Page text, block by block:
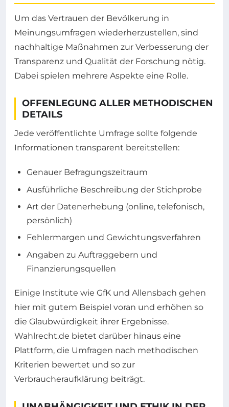
Um das Vertrauen der Bevölkerung in
Meinungsumfragen wiederherzustellen, sind
nachhaltige Maßnahmen zur Verbesserung der
Transparenz und Qualität der Forschung nötig.
Dabei spielen mehrere Aspekte eine Rolle.
OFFENLEGUNG ALLER METHODISCHEN
DETAILS
Jede veröffentlichte Umfrage sollte folgende
Informationen transparent bereitstellen:
Genauer Befragungszeitraum
Ausführliche Beschreibung der Stichprobe
Art der Datenerhebung (online, telefonisch,
persönlich)
Fehlermargen und Gewichtungsverfahren
Angaben zu Auftraggebern und
Finanzierungsquellen
Einige Institute wie GfK und Allensbach gehen
hier mit gutem Beispiel voran und erhöhen so
die Glaubwürdigkeit ihrer Ergebnisse.
Wahlrecht.de bietet darüber hinaus eine
Plattform, die Umfragen nach methodischen
Kriterien bewertet und so zur
Verbraucheraufklärung beiträgt.